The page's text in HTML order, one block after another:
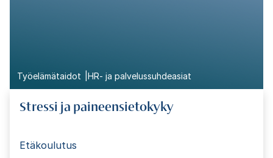
Työelämätaidot HR- ja palvelussuhdeasiat
Stressi ja paineensietokyky
Etäkoulutus